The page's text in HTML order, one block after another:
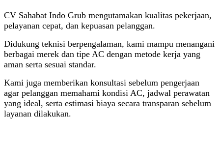
CV Sahabat Indo Grub mengutamakan kualitas pekerjaan,
pelayanan cepat, dan kepuasan pelanggan.
Didukung teknisi berpengalaman, kami mampu menangani
berbagai merek dan tipe AC dengan metode kerja yang
aman serta sesuai standar.
Kami juga memberikan konsultasi sebelum pengerjaan
agar pelanggan memahami kondisi AC, jadwal perawatan
yang ideal, serta estimasi biaya secara transparan sebelum
layanan dilakukan.